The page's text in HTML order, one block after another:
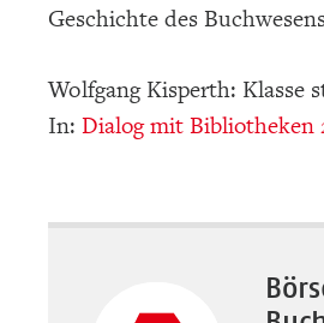
Geschichte des
Wolfgang Kisperth: Klasse
In: Dialog mit Bibliotheken